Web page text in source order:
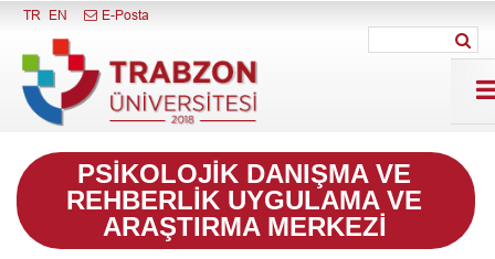
Menüyü Kapat
TR EN E-Posta
PSIKOLOJIK DANIŞMA VE
REHBERLIK UYGULAMA VE
ARAŞTIRMA MERKEZI